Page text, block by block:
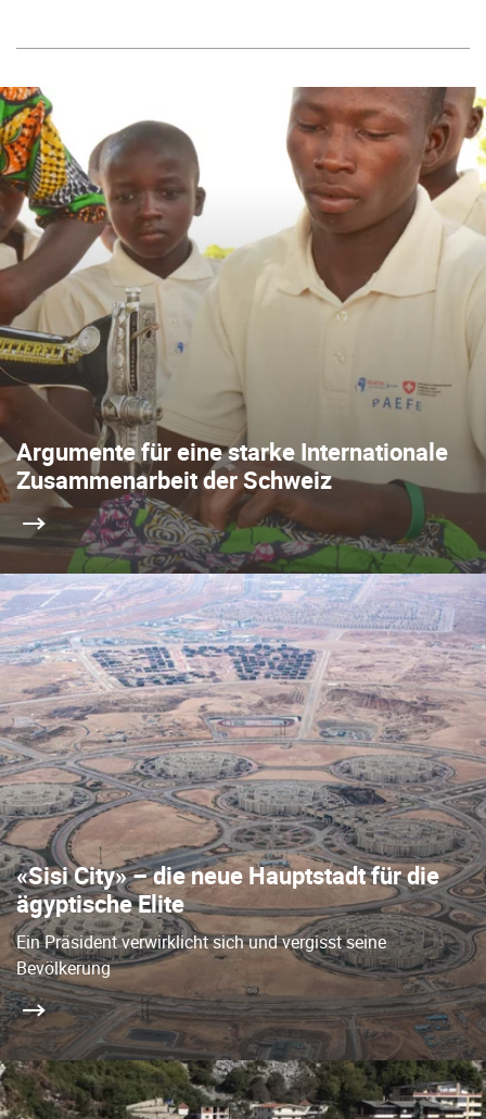
Argumente für eine starke Internationale
Zusammenarbeit der Schweiz
«Sisi City» – die neue Hauptstadt für die
ägyptische Elite
Ein Präsident verwirklicht sich und vergisst seine
Bevölkerung